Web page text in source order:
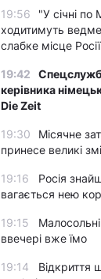
19:56
"У січні по
ходитимуть
слабке місце Росії
19:42
керівника
Die Zeit
19:30
Місячне
принесе великі
19:16
Росія
вагається нею
19:15
ввечері вже їмо
19:14
Відкриття